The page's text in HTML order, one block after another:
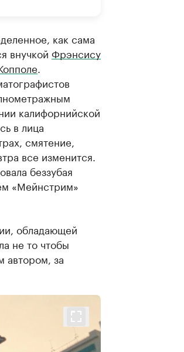
как сама
внучкой Фрэнсису
калифорнийской
в лица
смятение,
все изменится.
беззубая
«Мейнстрим»
обладающей
не то чтобы
автором, за